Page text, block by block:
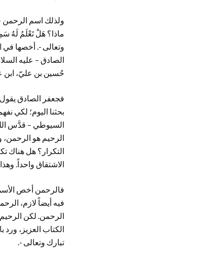
ولذلك اسم الرحمن
ماذا؟ هَلْ تَعْلَمُ لَهُ
وتعالى -. أخصها في
الصادق – عليه
حُسين بن عليّ، ابن
فجعفر الصادق يقول
بحثنا اليوم؛ لكي
السيوطي – قدَّس
الرحيم هو الرحمن،
التكرار؟ هل هناك
الاشتقاق واحداً.
فالرحمن أخص
فيه أيضاً لازم،
الرحمن. لكن
الكتاب العزيز،
تبارك وتعالى -.